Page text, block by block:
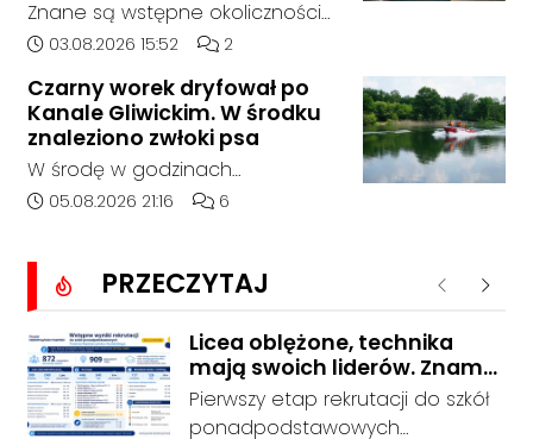
pomoc na miejscu.
Znane są wstępne okoliczności
zdarzenia drogowego, do
14:30 na drodze wojewódzkiej nr
408 pomiędzy Starym Koźlem a
Bierawą.
Data dodania artykułu:
03.08.2026 15:52 Liczba komentarzy artykułu:
2
Czarny worek dryfował po
Kanale Gliwickim. W środku
znaleziono zwłoki psa
W środę w godzinach
popołudniowych służby zostały
Gliwicki po zgłoszeniu od
zaniepokojonego świadka.
Osoba zgłaszająca zauważyła
unoszący się na wodzie czarny
worek, którego zawartość
wzbudziła jej niepokój.
Data dodania artykułu:
05.08.2026 21:16 Liczba komentarzy artykułu:
6
PRZECZYTAJ Poprzednie
Licea oblężone, technika
mają swoich liderów. Znamy
wstępne wyniki rekrutacji do
szkół w powiecie
Pierwszy etap rekrutacji do szkół
ponadpodstawowych